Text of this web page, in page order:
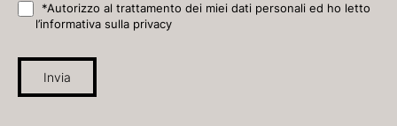
*Autorizzo al trattamento dei miei dati personali ed ho letto
l’informativa sulla privacy
Invia